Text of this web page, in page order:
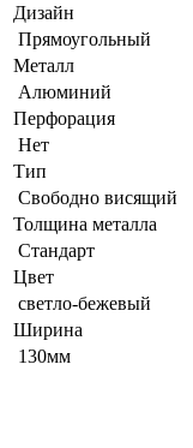
Дизайн
Прямоугольный
Металл
Алюминий
Перфорация
Нет
Тип
Свободно висящий
Толщина металла
Стандарт
Цвет
светло-бежевый
Ширина
130мм